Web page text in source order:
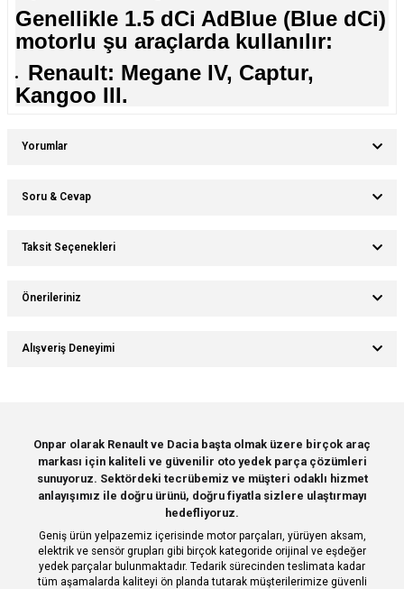
Genellikle 1.5 dCi AdBlue (Blue dCi)
motorlu şu araçlarda kullanılır:
Renault: Megane IV, Captur,
Kangoo III.
Yorumlar
Soru & Cevap
Taksit Seçenekleri
Önerileriniz
Bu ürünün fiyat bilgisi, resim, ürün açıklamalarında ve diğer konularda
yetersiz gördüğünüz noktaları öneri formunu kullanarak tarafımıza
Ürün resmi kalitesiz, bozuk veya görüntülenemiyor.
Ürün açıklamasında eksik bilgiler bulunuyor.
Ürün bilgilerinde hatalar bulunuyor.
Ürün fiyatı diğer sitelerden daha pahalı.
Bu ürüne benzer farklı alternatifler olmalı.
Alışveriş Deneyimi
Deneyimini Paylaş
Onpar olarak Renault ve Dacia başta olmak üzere birçok araç
markası için kaliteli ve güvenilir oto yedek parça çözümleri
sunuyoruz. Sektördeki tecrübemiz ve müşteri odaklı hizmet
anlayışımız ile doğru ürünü, doğru fiyatla sizlere ulaştırmayı
hedefliyoruz.
Geniş ürün yelpazemiz içerisinde motor parçaları, yürüyen aksam,
elektrik ve sensör grupları gibi birçok kategoride orijinal ve eşdeğer
yedek parçalar bulunmaktadır. Tedarik sürecinden teslimata kadar
tüm aşamalarda kaliteyi ön planda tutarak müşterilerimize güvenli